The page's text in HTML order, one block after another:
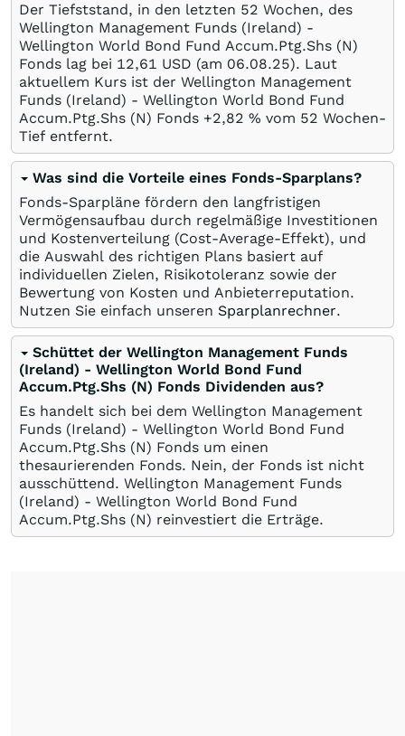
Der Tiefststand, in den letzten 52 Wochen, des
Wellington Management Funds (Ireland) -
Wellington World Bond Fund Accum.Ptg.Shs (N)
Fonds lag bei 12,61 USD (am 06.08.25). Laut
aktuellem Kurs ist der Wellington Management
Funds (Ireland) - Wellington World Bond Fund
Accum.Ptg.Shs (N) Fonds +2,82 % vom 52 Wochen-
Tief entfernt.
Was sind die Vorteile eines Fonds-Sparplans?
Fonds-Sparpläne fördern den langfristigen
Vermögensaufbau durch regelmäßige Investitionen
und Kostenverteilung (Cost-Average-Effekt), und
die Auswahl des richtigen Plans basiert auf
individuellen Zielen, Risikotoleranz sowie der
Bewertung von Kosten und Anbieterreputation.
Nutzen Sie einfach unseren Sparplanrechner.
Schüttet der Wellington Management Funds
(Ireland) - Wellington World Bond Fund
Accum.Ptg.Shs (N) Fonds Dividenden aus?
Es handelt sich bei dem Wellington Management
Funds (Ireland) - Wellington World Bond Fund
Accum.Ptg.Shs (N) Fonds um einen
thesaurierenden Fonds. Nein, der Fonds ist nicht
ausschüttend. Wellington Management Funds
(Ireland) - Wellington World Bond Fund
Accum.Ptg.Shs (N) reinvestiert die Erträge.